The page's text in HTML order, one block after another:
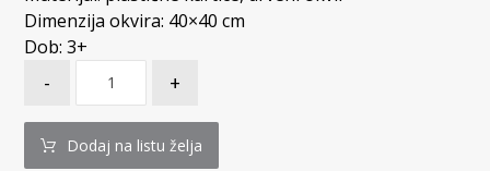
Dimenzija okvira: 40×40 cm
Dob: 3+
- +
Dodaj na listu želja